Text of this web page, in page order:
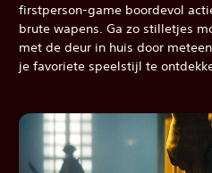
firstperson-game boordevol
brute wapens. Ga zo stilletjes
met de deur in huis door
je favoriete speelstijl te